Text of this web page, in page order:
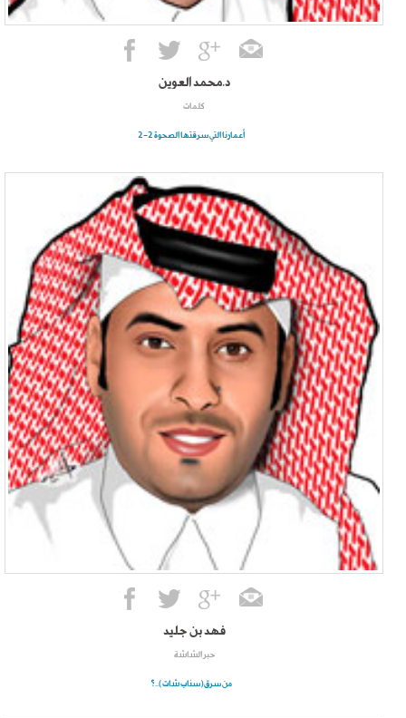
د.محمد العوين
كلمات
أعمارنا التي سرقتها الصحوة 2-2
فهد بن جليد
حبر الشاشة
من سرق(سناب شات)..؟